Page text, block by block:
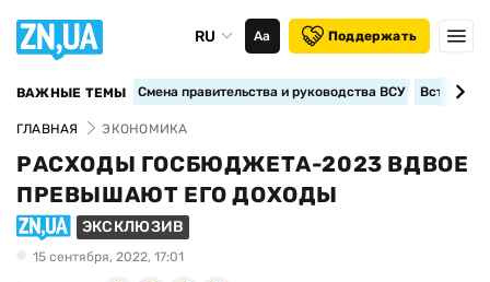
RU Аа Поддержать
ВАЖНЫЕ ТЕМЫ Смена правительства и руководства ВСУ
ГЛАВНАЯ ЭКОНОМИКА
РАСХОДЫ ГОСБЮДЖЕТА-2023 ВДВОЕ
ПРЕВЫШАЮТ ЕГО ДОХОДЫ
ЭКСКЛЮЗИВ
15 сентября, 2022, 17:01